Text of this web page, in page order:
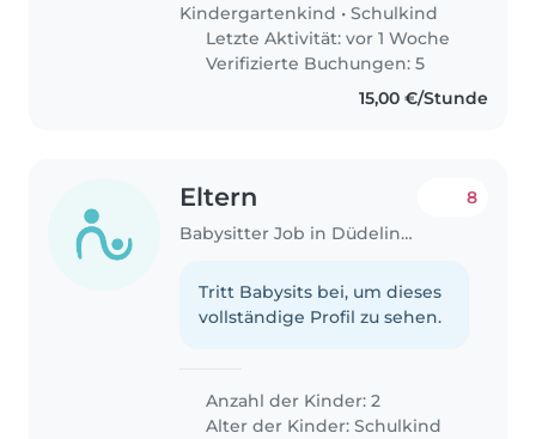
Kindergartenkind •Schulkind
Letzte Aktivität: vor 1 Woche
Verifizierte Buchungen: 5
15,00 €/Stunde
Eltern
Babysitter Job in Düdelingen
8
Tritt Babysits bei, um dieses
vollständige Profil zu sehen.
Anzahl der Kinder: 2
Alter der Kinder:Schulkind